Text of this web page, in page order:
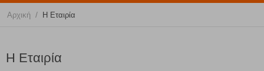
Αρχική / Η Εταιρία
Η Εταιρία